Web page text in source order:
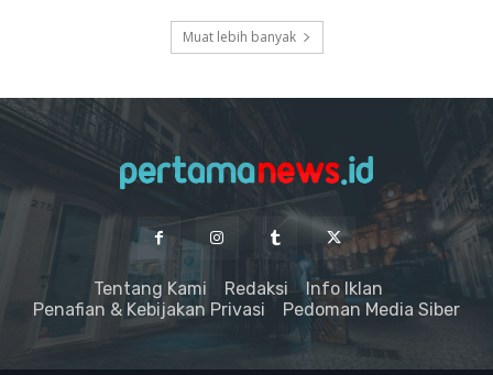
Muat lebih banyak
Tentang Kami Redaksi
Info Iklan
Penafian & Kebijakan Privasi
Pedoman Media Siber